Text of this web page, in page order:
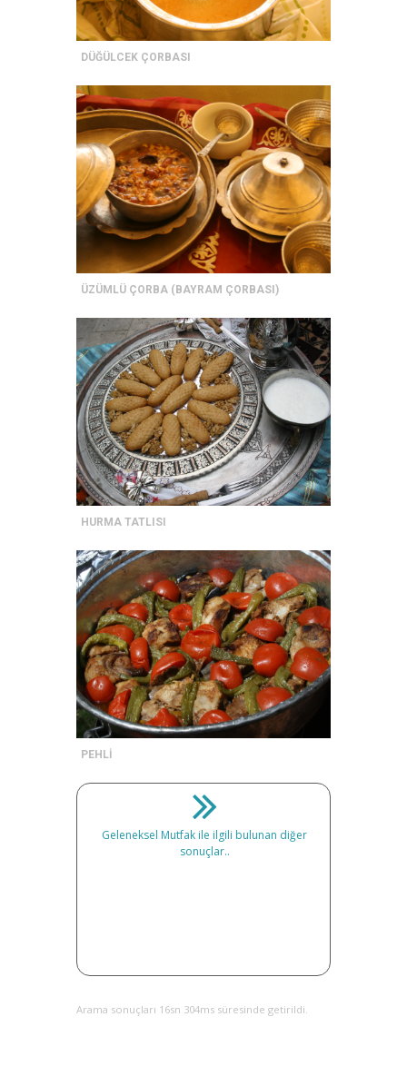
DÜĞÜLCEK ÇORBASI
ÜZÜMLÜ ÇORBA (BAYRAM ÇORBASI)
HURMA TATLISI
PEHLİ
Geleneksel Mutfak ile ilgili bulunan diğer
sonuçlar..
Arama sonuçları 16sn 304ms süresinde getirildi.